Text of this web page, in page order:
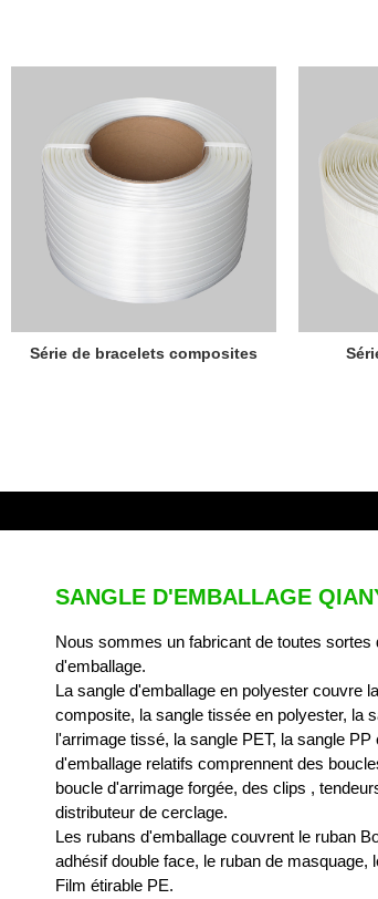
Série de bracelets composites
SANGLE D'EMBALLAGE
Nous sommes un fabricant de toutes sortes
d'emballage.
La sangle d'emballage en polyester couvre
composite, la sangle tissée en polyester, la
l'arrimage tissé, la sangle PET, la sangle PP
d'emballage relatifs comprennent des
boucle d'arrimage forgée, des clips ,
distributeur de cerclage.
Les rubans d'emballage couvrent le ruban
adhésif double face, le ruban de masquage,
Film étirable PE.